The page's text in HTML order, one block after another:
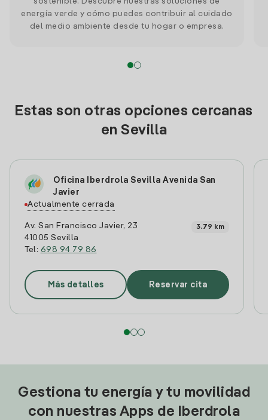
energía verde y cómo puedes contribuir al cuidado
del medio ambiente desde tu hogar o empresa.
Estas son otras opciones cercanas
en Sevilla
Oficina Iberdrola Sevilla Avenida San
Javier
Actualmente cerrada
Av. San Francisco Javier, 23
41005 Sevilla
Tel: 698 94 79 86
3.79 km
Más detalles Reservar cita
Gestiona tu energía y tu movilidad
con nuestras Apps de Iberdrola